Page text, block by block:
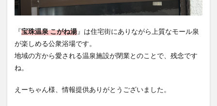
『宝珠温泉 こがね湯』は住宅街にありながら上質なモール泉
が楽しめる公衆浴場です。
地域の方から愛される温泉施設が閉業とのことで、残念です
ね。
えーちゃん様、情報提供ありがとうございました。